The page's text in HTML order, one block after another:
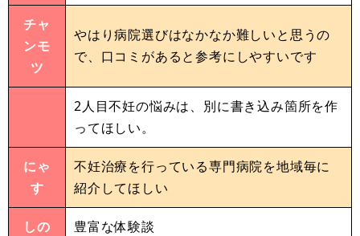
チャ
ンモ
ツ
やはり病院選びはなかなか難しいと思うの
で、口コミがあると参考にしやすいです
2人目不妊の悩みは、別に書き込み箇所を作
ってほしい。
にゃ
す
不妊治療を行っている専門病院を地域毎に
紹介してほしい
しの 豊富な体験談